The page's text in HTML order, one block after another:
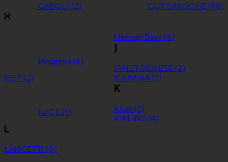
GABOL(12) GUY LAROCHE (48)
H
Hedgren (4)
Henney Bear(4)
J
JANET DENESE (2)
JEEP (2) JOUMMA (1)
JUICE (1)
K
Kbas (2)
KIPLING (4)
L
LANCETTI (6)